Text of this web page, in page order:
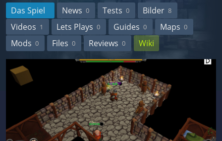
Das Spiel News 0 Tests 0 Bilder 8
Videos 1 Lets Plays 0 Guides 0 Maps 0
Mods 0 Files 0 Reviews 0 Wiki